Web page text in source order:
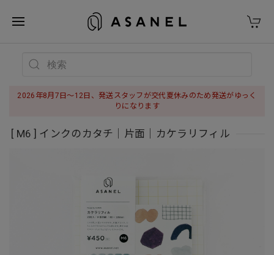
2026年8月7日〜12日、発送スタッフが交代夏休みのため発送がゆっく
りになります
[ M6 ] インクのカタチ｜片面｜カケラリフィル